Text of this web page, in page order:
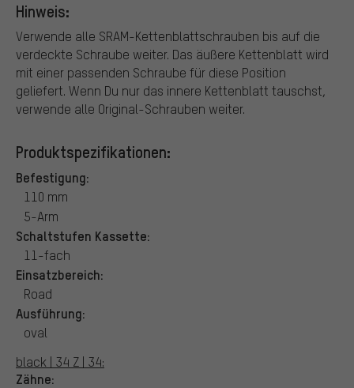
Hinweis:
Verwende alle SRAM-Kettenblattschrauben bis auf die
verdeckte Schraube weiter. Das äußere Kettenblatt wird
mit einer passenden Schraube für diese Position
geliefert. Wenn Du nur das innere Kettenblatt tauschst,
verwende alle Original-Schrauben weiter.
Produktspezifikationen:
Befestigung:
110 mm
5-Arm
Schaltstufen Kassette:
11-fach
Einsatzbereich:
Road
Ausführung:
oval
black | 34 Z | 34:
Zähne: